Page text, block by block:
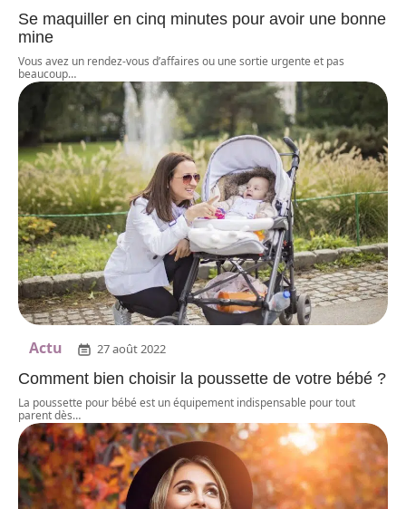
Se maquiller en cinq minutes pour avoir une bonne
mine
Vous avez un rendez-vous d’affaires ou une sortie urgente et pas
beaucoup…
Actu 27 août 2022
Comment bien choisir la poussette de votre bébé ?
La poussette pour bébé est un équipement indispensable pour tout
parent dès…